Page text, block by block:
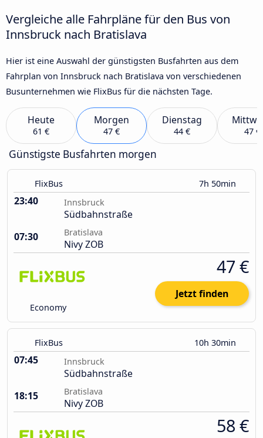
Vergleiche alle Fahrpläne für den Bus von
Innsbruck nach Bratislava
Hier ist eine Auswahl der günstigsten Busfahrten aus dem
Fahrplan von Innsbruck nach Bratislava von verschiedenen
Busunternehmen wie FlixBus für die nächsten Tage.
Heute
61 €
Morgen
47 €
Dienstag
44 € 47 €
Günstigste Busfahrten morgen
FlixBus 7h 50min
23:40 Innsbruck
Südbahnstraße
07:30
Bratislava
Nivy ZOB
Economy
47 €
Jetzt finden
FlixBus 10h 30min
07:45 Innsbruck
Südbahnstraße
18:15
Bratislava
Nivy ZOB
58 €